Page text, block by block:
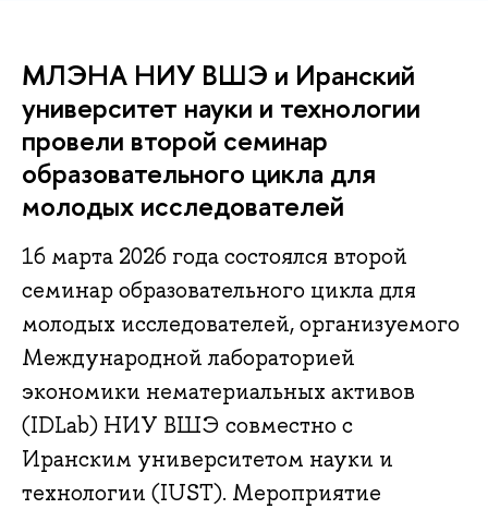
МЛЭНА НИУ ВШЭ и Иранский
университет науки и технологии
провели второй семинар
образовательного цикла для
молодых исследователей
16 марта 2026 года состоялся второй
семинар образовательного цикла для
молодых исследователей, организуемого
Международной лабораторией
экономики нематериальных активов
(IDLab) НИУ ВШЭ совместно с
Иранским университетом науки и
технологии (IUST). Мероприятие